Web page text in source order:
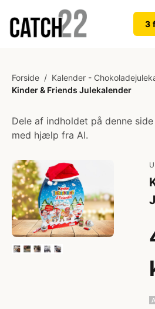
3
Forside / Kalender -
Kinder & Friends Julekalender
Dele af indholdet på denne
med hjælp fra AI.